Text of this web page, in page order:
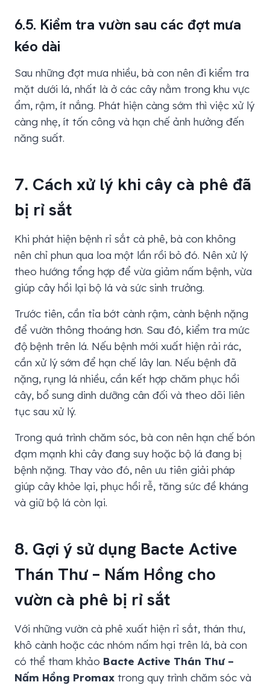
6.5. Kiểm tra vườn sau các đợt mưa
kéo dài
Sau những đợt mưa nhiều, bà con nên đi kiểm tra
mặt dưới lá, nhất là ở các cây nằm trong khu vực
ẩm, rậm, ít nắng. Phát hiện càng sớm thì việc xử lý
càng nhẹ, ít tốn công và hạn chế ảnh hưởng đến
năng suất.
7. Cách xử lý khi cây cà phê đã
bị rỉ sắt
Khi phát hiện bệnh rỉ sắt cà phê, bà con không
nên chỉ phun qua loa một lần rồi bỏ đó. Nên xử lý
theo hướng tổng hợp để vừa giảm nấm bệnh, vừa
giúp cây hồi lại bộ lá và sức sinh trưởng.
Trước tiên, cần tỉa bớt cành rậm, cành bệnh nặng
để vườn thông thoáng hơn. Sau đó, kiểm tra mức
độ bệnh trên lá. Nếu bệnh mới xuất hiện rải rác,
cần xử lý sớm để hạn chế lây lan. Nếu bệnh đã
nặng, rụng lá nhiều, cần kết hợp chăm phục hồi
cây, bổ sung dinh dưỡng cân đối và theo dõi liên
tục sau xử lý.
Trong quá trình chăm sóc, bà con nên hạn chế bón
đạm mạnh khi cây đang suy hoặc bộ lá đang bị
bệnh nặng. Thay vào đó, nên ưu tiên giải pháp
giúp cây khỏe lại, phục hồi rễ, tăng sức đề kháng
và giữ bộ lá còn lại.
8. Gợi ý sử dụng Bacte Active
Thán Thư – Nấm Hồng cho
vườn cà phê bị rỉ sắt
Với những vườn cà phê xuất hiện rỉ sắt, thán thư,
khô cành hoặc các nhóm nấm hại trên lá, bà con
có thể tham khảo Bacte Active Thán Thư –
Nấm Hồng Promax trong quy trình chăm sóc và